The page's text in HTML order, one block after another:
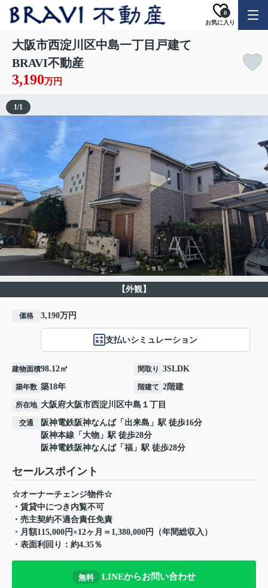
お気に入り
0
大阪市西淀川区中島一丁目戸建て
BRAVI不動産
3,190万円
【外観】
1/1
価格 3,190万円
支払いシミュレーション
建物面積98.12㎡ 間取り 3SLDK
築年数 築18年 階建て 2階建
所在地 大阪府大阪市西淀川区中島 １丁目
交通 阪神電鉄阪神なんば「 出来島 」駅 徒歩16分
阪神本線 「 大物 」駅 徒歩28分
阪神電鉄阪神なんば「 福 」駅 徒歩28分
セールスポイント
☆オーナーチェンジ物件☆
・賃貸中につき内覧不可
・売主契約不適合責任免責
・月額115,000円×12ヶ月＝1,380,000円（年間総収入）
・表面利回り：約4.35％
無料 LINEからお問い合わせ